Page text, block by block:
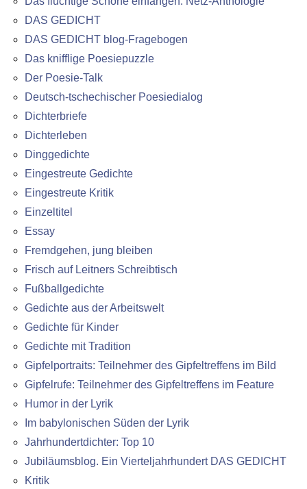
DAS GEDICHT
DAS GEDICHT blog-Fragebogen
Das knifflige Poesiepuzzle
Der Poesie-Talk
Deutsch-tschechischer Poesiedialog
Dichterbriefe
Dichterleben
Dinggedichte
Eingestreute Gedichte
Eingestreute Kritik
Einzeltitel
Essay
Fremdgehen, jung bleiben
Frisch auf Leitners Schreibtisch
Fußballgedichte
Gedichte aus der Arbeitswelt
Gedichte für Kinder
Gedichte mit Tradition
Gipfelportraits: Teilnehmer des Gipfeltreffens im Bild
Gipfelrufe: Teilnehmer des Gipfeltreffens im Feature
Humor in der Lyrik
Im babylonischen Süden der Lyrik
Jahrhundertdichter: Top 10
Jubiläumsblog. Ein Vierteljahrhundert DAS GEDICHT
Kritik